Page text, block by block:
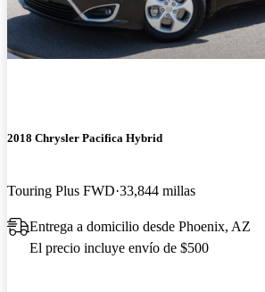
2018 Chrysler Pacifica Hybrid
Touring Plus FWD 33,844 millas
Entrega a domicilio desde Phoenix, AZ
El precio incluye envío de $500